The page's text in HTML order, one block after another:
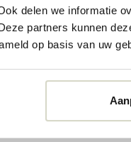
delen we informatie
partners kunnen
op basis van uw